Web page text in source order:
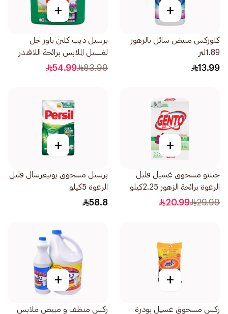
+
كلوركس مبيض سائل بالزهور
1.89لتر
13.99
+
برسيل ديب كلين باور جل
لغسيل الملابس برائحة اللافندر
(سوبر توفير) 7لتر
83.99
54.99
+
جينتو مسحوق غسيل قليل
الرغوة برائحة الزهور 2.25كيلو
29.99
20.99
+
برسيل مسحوق يونيفرسال قليل
الرغوة 5كيلو
58.8
+
ركس مسحوق غسيل بودرة
+
ركس منظف و مبيض ملابس